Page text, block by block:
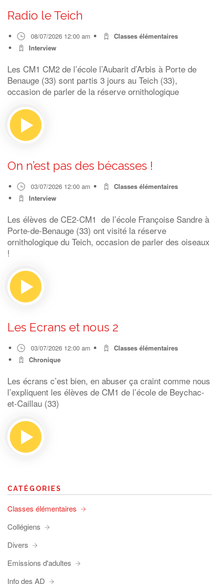
Radio le Teich
08/07/2026 12:00 am
Classes élémentaires
Interview
Les CM1 CM2 de l’école l’Aubarit d’Arbis à Porte de
Benauge (33) sont partis 3 jours au Teich (33),
occasion de parler de la réserve ornithologique
On n’est pas des bécasses !
03/07/2026 12:00 am
Classes élémentaires
Interview
Les élèves de CE2-CM1 de l’école Françoise Sandre à
Porte-de-Benauge (33) ont visité la réserve
ornithologique du Teich, occasion de parler des oiseaux
!
Les Ecrans et nous 2
03/07/2026 12:00 am
Classes élémentaires
Chronique
Les écrans c’est bien, en abuser ça craint comme nous
l’expliquent les élèves de CM1 de l’école de Beychac-
et-Caillau (33)
CATÉGORIES
Classes élémentaires
Collégiens
Divers
Emissions d'adultes
Info des AD